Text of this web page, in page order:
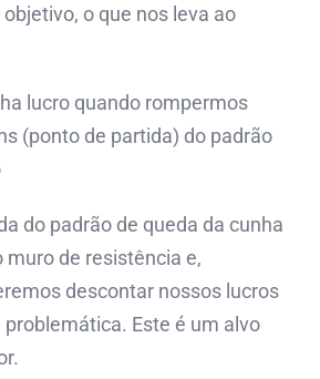
o que nos leva ao
lucro quando rompermos
(ponto de partida) do padrão
do padrão de queda da cunha
muro de resistência e,
descontar nossos lucros
Este é um alvo